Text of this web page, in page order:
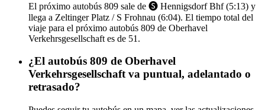
El próximo autobús 809 sale de 🅢 Hennigsdorf Bhf (5:13) y
llega a Zeltinger Platz / S Frohnau (6:04). El tiempo total del
viaje para el próximo autobús 809 de Oberhavel
Verkehrsgesellschaft es de 51.
¿El autobús 809 de Oberhavel
Verkehrsgesellschaft va puntual, adelantado o
retrasado?